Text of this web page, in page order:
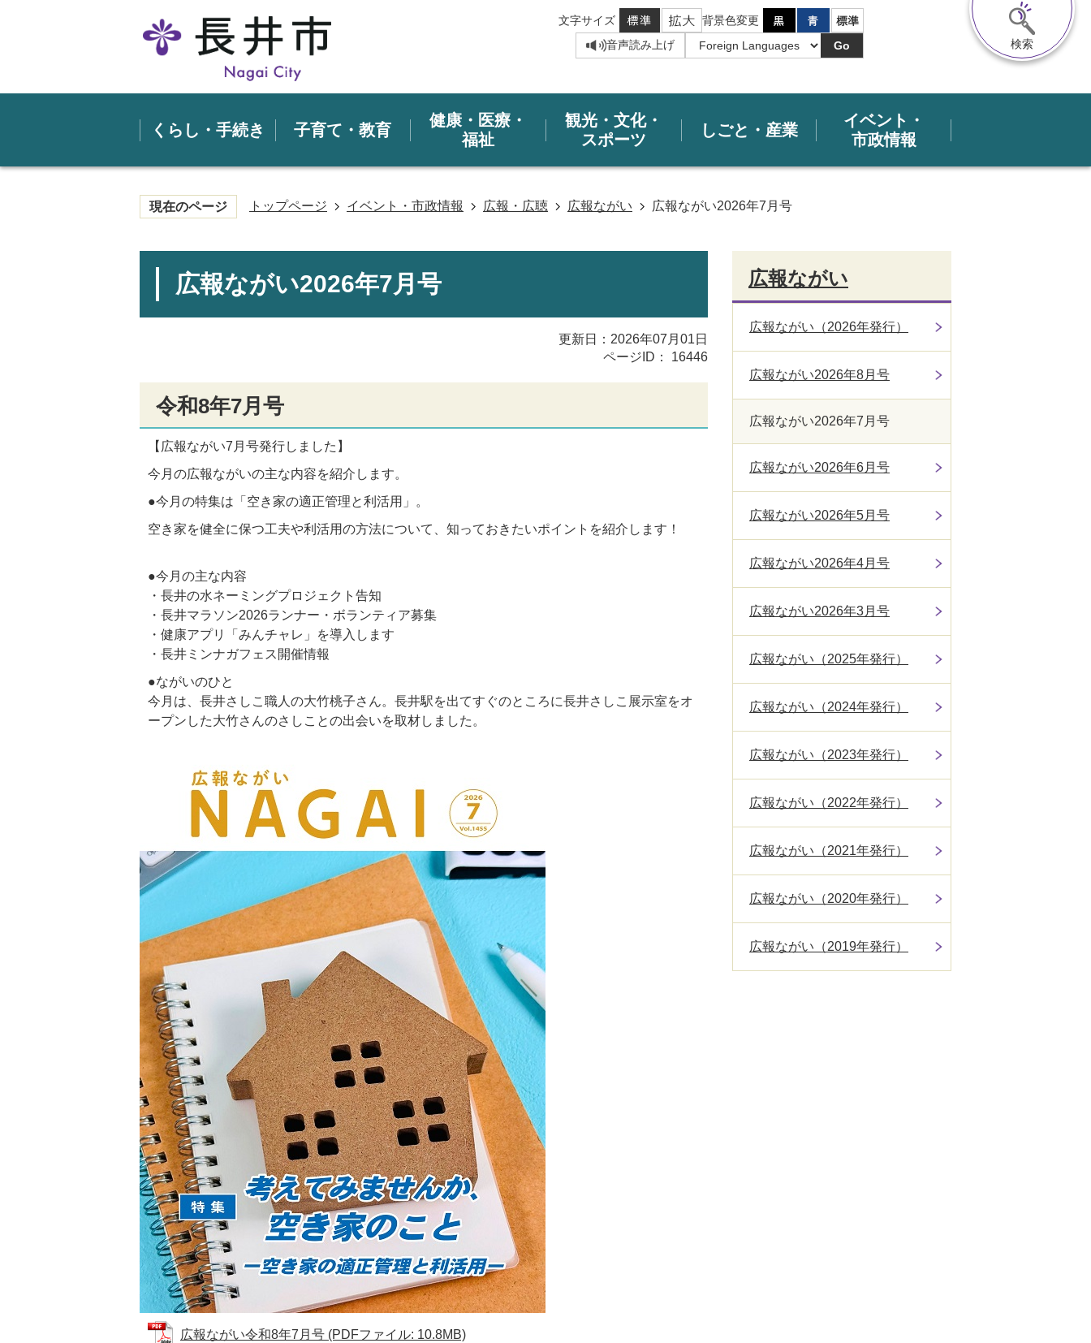
文字サイズ
背景色変更
音声読み上げ
Go 検索
くらし・手続き 子育て・教育
健康・医療・
福祉
観光・文化・
スポーツ
しごと・産業
イベント・
市政情報
現在のページ トップページ イベント・市政情報 広報・広聴 広報ながい 広報ながい2026年7月号
広報ながい2026年7月号
更新日：2026年07月01日
ページID：
16446
令和8年7月号
【広報ながい7月号発行しました】
今月の広報ながいの主な内容を紹介します。
●今月の特集は「空き家の適正管理と利活用」。
空き家を健全に保つ工夫や利活用の方法について、知っておきたいポイントを紹介します！
●今月の主な内容
・長井の水ネーミングプロジェクト告知
・長井マラソン2026ランナー・ボランティア募集
・健康アプリ「みんチャレ」を導入します
・長井ミンナガフェス開催情報
●ながいのひと
今月は、長井さしこ職人の大竹桃子さん。長井駅を出てすぐのところに長井さしこ展示室をオ
ープンした大竹さんのさしことの出会いを取材しました。
広報ながい令和8年7月号 (PDFファイル: 10.8MB)
広報ながい
広報ながい（2026年発行）
広報ながい2026年8月号
広報ながい2026年7月号
広報ながい2026年6月号
広報ながい2026年5月号
広報ながい2026年4月号
広報ながい2026年3月号
広報ながい（2025年発行）
広報ながい（2024年発行）
広報ながい（2023年発行）
広報ながい（2022年発行）
広報ながい（2021年発行）
広報ながい（2020年発行）
広報ながい（2019年発行）